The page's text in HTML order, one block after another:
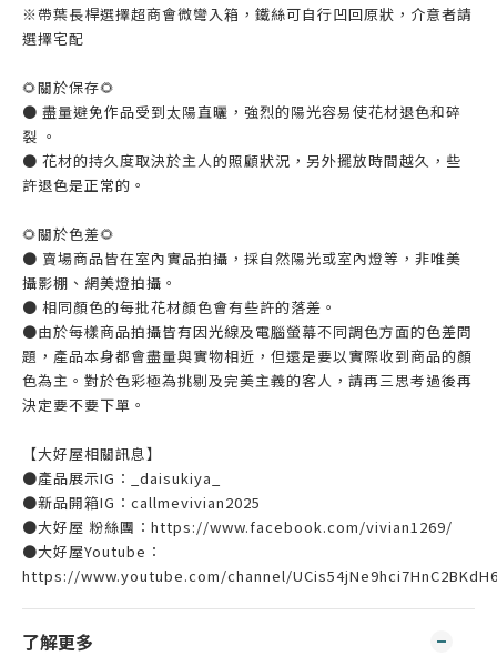
※帶葉長桿選擇超商會微彎入箱，鐵絲可自行凹回原狀，介意者請
選擇宅配
🌻關於保存🌻
● 盡量避免作品受到太陽直曬，強烈的陽光容易使花材退色和碎
裂 。
● 花材的持久度取決於主人的照顧狀況，另外擺放時間越久，些
許退色是正常的。
🌻關於色差🌻
● 賣場商品皆在室內實品拍攝，採自然陽光或室內燈等，非唯美
攝影棚、網美燈拍攝。
● 相同顏色的每批花材顏色會有些許的落差。
●由於每樣商品拍攝皆有因光線及電腦螢幕不同調色方面的色差問
題，產品本身都會盡量與實物相近，但還是要以實際收到商品的顏
色為主。對於色彩極為挑剔及完美主義的客人，請再三思考過後再
決定要不要下單。
【大好屋相關訊息】
●產品展示IG：_daisukiya_
●新品開箱IG：callmevivian2025
●大好屋 粉絲團：https://www.facebook.com/vivian1269/
●大好屋Youtube：
https://www.youtube.com/channel/
了解更多